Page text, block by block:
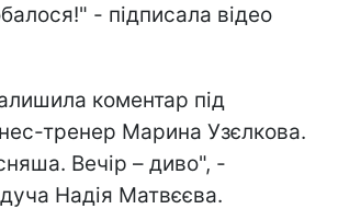
- підписала відео
коментар під
тренер Марина Узєлкова.
Вечір – диво", -
Надія Матвєєва.